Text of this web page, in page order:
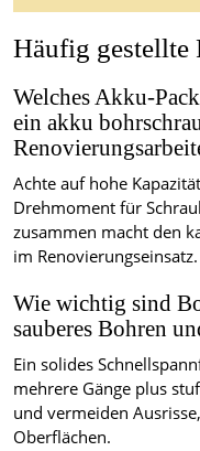
Häufig gestellte
Welches Akku-
ein akku
Achte auf hohe
Drehmoment für
zusammen macht den
im Renovierungseinsatz.
Wie wichtig sind
sauberes Bohren
Ein solides
mehrere Gänge plus
und vermeiden
Oberflächen.